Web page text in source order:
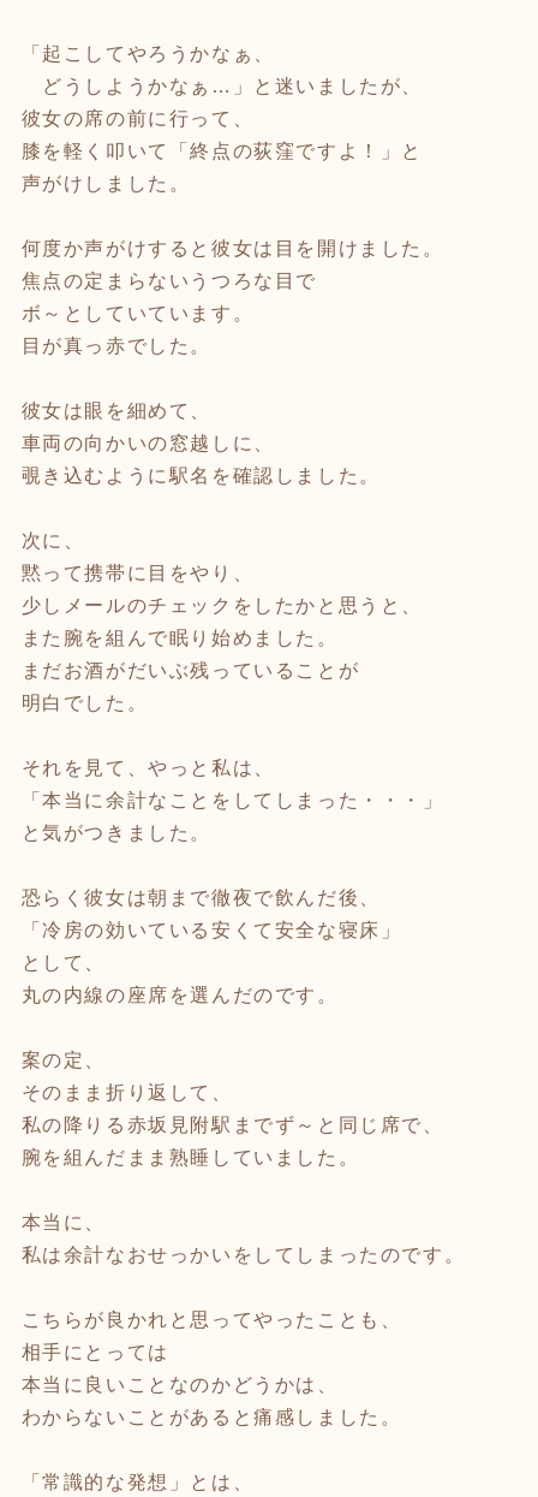
「起こしてやろうかなぁ、
どうしようかなぁ…」と迷いましたが、
彼女の席の前に行って、
膝を軽く叩いて「終点の荻窪ですよ！」と
声がけしました。
何度か声がけすると彼女は目を開けました。
焦点の定まらないうつろな目で
ボ～としていています。
目が真っ赤でした。
彼女は眼を細めて、
車両の向かいの窓越しに、
覗き込むように駅名を確認しました。
次に、
黙って携帯に目をやり、
少しメールのチェックをしたかと思うと、
また腕を組んで眠り始めました。
まだお酒がだいぶ残っていることが
明白でした。
それを見て、やっと私は、
「本当に余計なことをしてしまった・・・」
と気がつきました。
恐らく彼女は朝まで徹夜で飲んだ後、
「冷房の効いている安くて安全な寝床」
として、
丸の内線の座席を選んだのです。
案の定、
そのまま折り返して、
私の降りる赤坂見附駅までず～と同じ席で、
腕を組んだまま熟睡していました。
本当に、
私は余計なおせっかいをしてしまったのです。
こちらが良かれと思ってやったことも、
相手にとっては
本当に良いことなのかどうかは、
わからないことがあると痛感しました。
「常識的な発想」とは、